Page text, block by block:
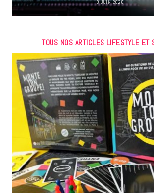
9 JUIN 2026
TOUS NOS ARTICLES LIFESTYLE ET